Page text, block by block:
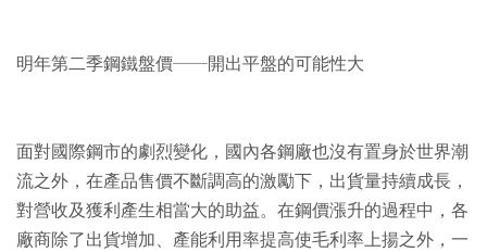
明年第二季鋼鐵盤價──開出平盤的可能性大
面對國際鋼市的劇烈變化，國內各鋼廠也沒有置身於世界潮
流之外，在產品售價不斷調高的激勵下，出貨量持續成長，
對營收及獲利產生相當大的助益。在鋼價漲升的過程中，各
廠商除了出貨增加、產能利用率提高使毛利率上揚之外，一